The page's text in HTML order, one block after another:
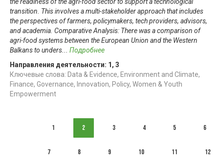
transition. This involves a multi-stakeholder approach that includes
the perspectives of farmers, policymakers, tech providers, advisors,
and academia. Comparative Analysis: There was a comparison of
agri-food systems between the European Union and the Western
Balkans to unders
Подробнее
Направления деятельности: 1 , 3
Ключевые слова: Data & Evidence, Environment and Climate,
Finance, Governance, Innovation, Policy, Women & Youth
Empowerment
1 2 3 4 5 6
7 8 9 10 11 12